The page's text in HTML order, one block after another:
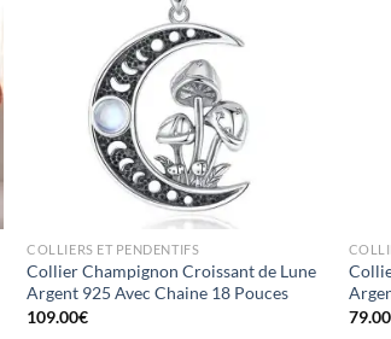
COLLIERS ET PENDENTIFS
Collier Champignon Croissant de Lune
Argent 925 Avec Chaine 18 Pouces
109.00€
79.00